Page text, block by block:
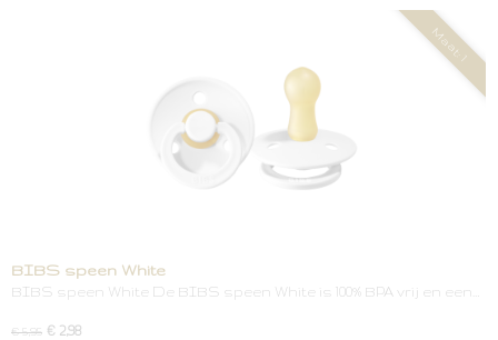
Maat: 1
BIBS speen White
BIBS speen White De BIBS speen White is 100% BPA vrij en een…
€ 5,95 € 2,98